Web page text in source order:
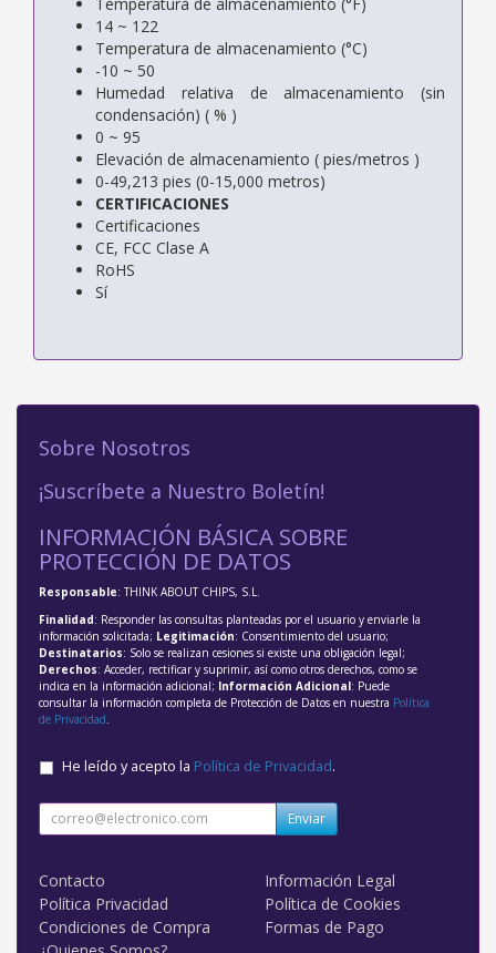
14 ~ 122
Temperatura de almacenamiento (°C)
-10 ~ 50
Humedad relativa de almacenamiento (sin
condensación) ( % )
0 ~ 95
Elevación de almacenamiento ( pies/metros )
0-49,213 pies (0-15,000 metros)
CERTIFICACIONES
Certificaciones
CE, FCC Clase A
RoHS
Sí
Sobre Nosotros
¡Suscríbete a Nuestro Boletín!
INFORMACIÓN BÁSICA SOBRE
PROTECCIÓN DE DATOS
Responsable: THINK ABOUT CHIPS, S.L.
Finalidad: Responder las consultas planteadas por el usuario y enviarle la
información solicitada; Legitimación: Consentimiento del usuario;
Destinatarios: Solo se realizan cesiones si existe una obligación legal;
Derechos: Acceder, rectificar y suprimir, así como otros derechos, como se
indica en la información adicional; Información Adicional: Puede
consultar la información completa de Protección de Datos en nuestra Política
de Privacidad
He leído y acepto la Política de Privacidad.
Enviar
Contacto
Información Legal
Política Privacidad
Política de Cookies
Condiciones de Compra
Formas de Pago